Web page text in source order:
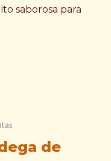
saborosa para
de